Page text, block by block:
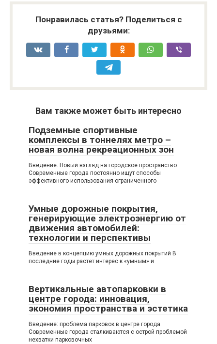
Понравилась статья? Поделиться с
друзьями:
Вам также может быть интересно
Подземные спортивные
комплексы в тоннелях метро –
новая волна рекреационных зон
Введение: Новый взгляд на городское пространство
Современные города постоянно ищут способы
эффективного использования ограниченного
Умные дорожные покрытия,
генерирующие электроэнергию от
движения автомобилей:
технологии и перспективы
Введение в концепцию умных дорожных покрытий В
последние годы растет интерес к «умным» и
Вертикальные автопарковки в
центре города: инновация,
экономия пространства и эстетика
Введение: проблема парковок в центре города
Современные города сталкиваются с острой проблемой
нехватки парковочных